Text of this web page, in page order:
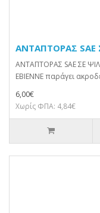
ΑΝΤΑΠΤΟΡAΣ SAE
ΑΝΤΑΠΤΟΡAΣ SAE ΣΕ
EBIENNE παράγει
6,00€
Χωρίς ΦΠΑ: 4,84€